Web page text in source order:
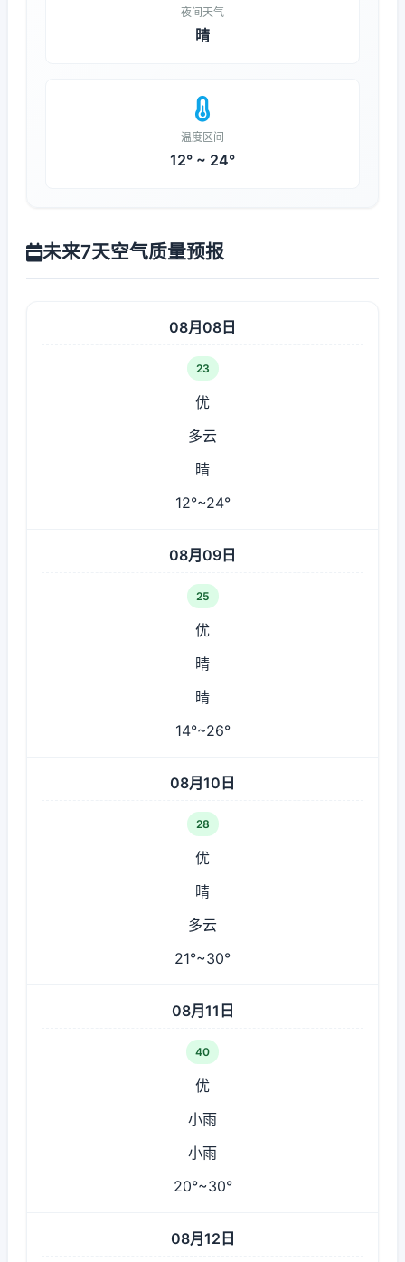
夜间天气
晴
温度区间
12° ~ 24°
未来7天空气质量预报
08月08日
23
优
多云
晴
12°~24°
08月09日
25
优
晴
晴
14°~26°
08月10日
28
优
晴
多云
21°~30°
08月11日
40
优
小雨
小雨
20°~30°
08月12日